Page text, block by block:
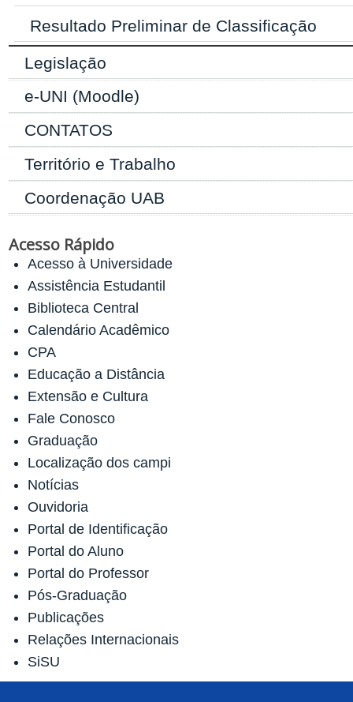
Resultado Preliminar de Classificação
Legislação
e-UNI (Moodle)
CONTATOS
Território e Trabalho
Coordenação UAB
Acesso Rápido
Acesso à Universidade
Assistência Estudantil
Biblioteca Central
Calendário Acadêmico
CPA
Educação a Distância
Extensão e Cultura
Fale Conosco
Graduação
Localização dos campi
Notícias
Ouvidoria
Portal de Identificação
Portal do Aluno
Portal do Professor
Pós-Graduação
Publicações
Relações Internacionais
SiSU